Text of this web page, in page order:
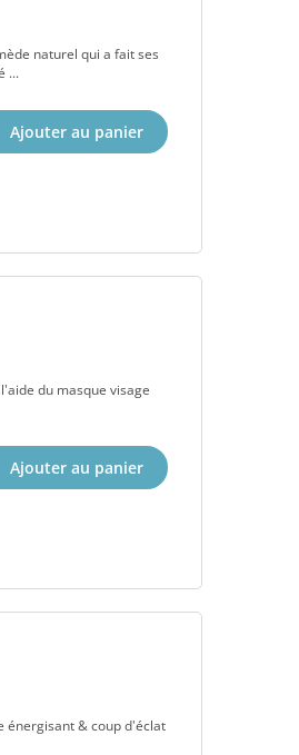
naturel qui a fait ses
...
du masque visage
énergisant & coup d'éclat